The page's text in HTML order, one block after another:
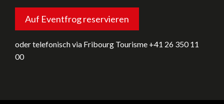
Auf Eventfrog reservieren
oder telefonisch via Fribourg Tourisme +41 26 350 11
00